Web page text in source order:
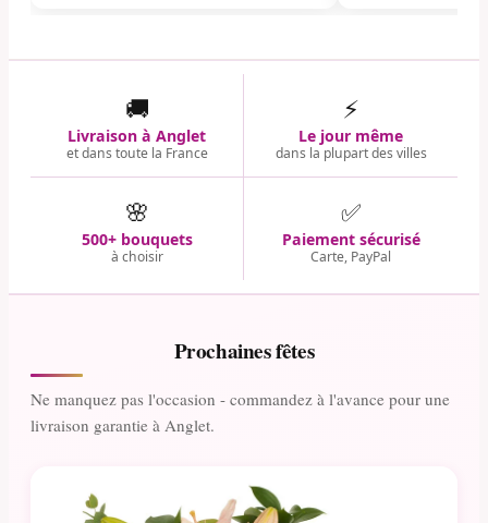
🚚
Livraison à Anglet
et dans toute la France
⚡
Le jour même
dans la plupart des villes
🌸
500+ bouquets
à choisir
✅
Paiement sécurisé
Carte, PayPal
Prochaines fêtes
Ne manquez pas l'occasion - commandez à l'avance pour une
livraison garantie à Anglet.